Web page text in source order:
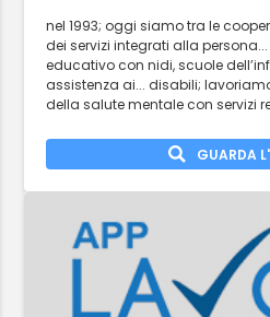
nel 1993; oggi siamo tra le
dei servizi integrati alla
educativo con nidi, scuole
assistenza ai... disabili;
della salute mentale con servizi
GUARDA